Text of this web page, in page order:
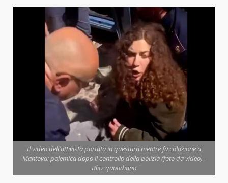
Il video dell'attivista portata in questura mentre fa colazione a
Mantova: polemica dopo il controllo della polizia (foto da video) -
Blitz quotidiano